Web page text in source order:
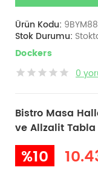
Ürün Kodu:
Stok Durumu:
Dockers
0
Bistro Masa
ve Allzalit
%10